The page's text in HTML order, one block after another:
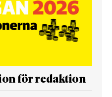
för redaktion